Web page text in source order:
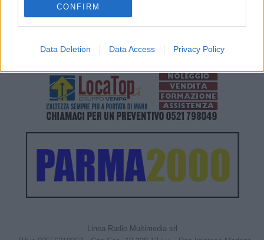
CONFIRM
Data Deletion Data Access Privacy Policy
Linea Radio Multimedia srl